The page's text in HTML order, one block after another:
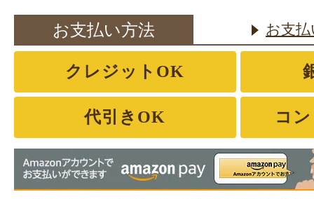
お支払い方法 お支
クレジットOK
代引きOK コ